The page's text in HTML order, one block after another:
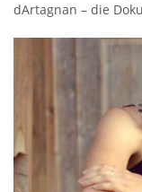
dArtagnan – die